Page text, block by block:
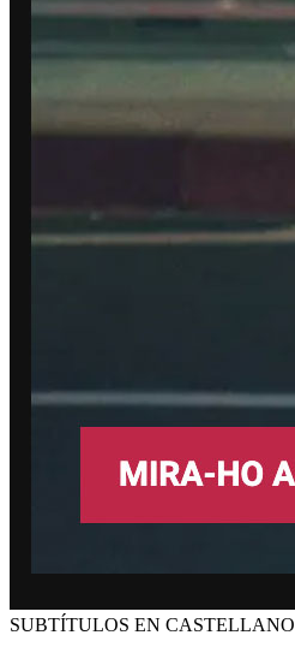
SUBTÍTULOS EN CASTELLANO